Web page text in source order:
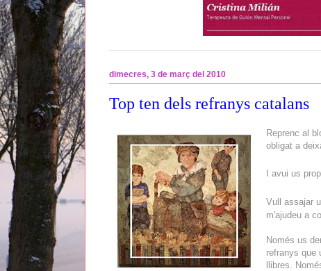
dimecres, 3 de març del 2010
Top ten dels refranys catalans
Reprenc al
obligat a
I avui us
Vull assajar
m'ajudeu a
Només us
refranys que
llibres.